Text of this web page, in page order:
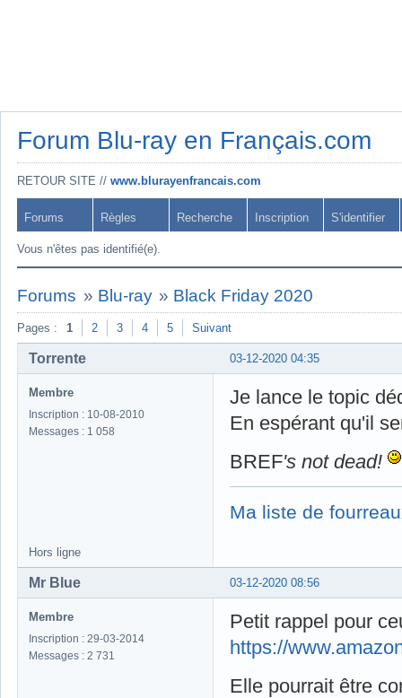
Forum Blu-ray en Français.com
RETOUR SITE // www.blurayenfrancais.com
Forums Règles Recherche Inscription S'identifier
Vous n'êtes pas identifié(e).
Forums » Blu-ray » Black Friday 2020
Pages : 1 2 3 4 5 Suivant
03-12-2020 04:35
Torrente
Membre
Inscription : 10-08-2010
Messages : 1 058
Je lance le topic
En espérant qu'il
BREF's not dead!
Ma liste de
Hors ligne
03-12-2020 08:56
Mr Blue
Membre
Inscription : 29-03-2014
Messages : 2 731
Petit rappel pour
https://
Elle pourrait être